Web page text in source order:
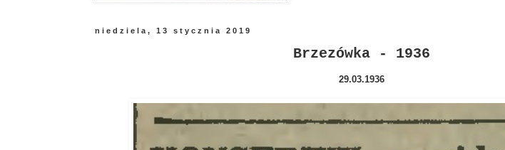
niedziela, 13 stycznia 2019
Brzezówka - 1936
29.03.1936